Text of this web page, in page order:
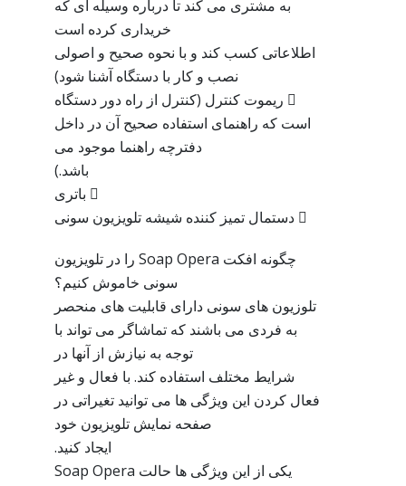
به مشتری می کند تا درباره وسیله ای که
خریداری کرده است
اطلاعاتی کسب کند و با نحوه صحیح و اصولی
نصب و کار با دستگاه آشنا شود)
 ریموت کنترل (کنترل از راه دور دستگاه
است که راهنمای استفاده صحیح آن در داخل
دفترچه راهنما موجود می
باشد.)
 باتری
 دستمال تمیز کننده شیشه تلویزیون سونی
چگونه افکت Soap Opera را در تلویزیون
سونی خاموش کنیم؟
تلوزیون های سونی دارای قابلیت های منحصر
به فردی می باشند که تماشاگر می تواند با
توجه به نیازش از آنها در
شرایط مختلف استفاده کند. با فعال و غیر
فعال کردن این ویژگی ها می توانید تغیراتی در
صفحه نمایش تلویزیون خود
ایجاد کنید.
یکی از این ویژگی ها حالت Soap Opera